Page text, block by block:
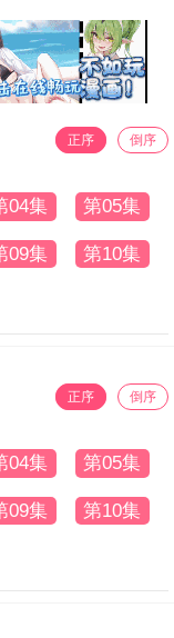
正序 倒序
04集 第05集
09集 第10集
正序 倒序
04集 第05集
09集 第10集